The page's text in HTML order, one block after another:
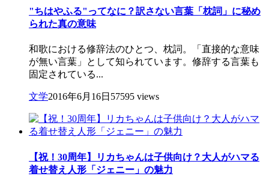
"ちはやふる"ってなに？訳さない言葉「枕詞」に秘め
られた真の意味
和歌における修辞法のひとつ、枕詞。「直接的な意味
が無い言葉」として知られています。修辞する言葉も
固定されている...
文学2016年6月16日 57595 views
【祝！30周年】リカちゃんは子供向け？大人がハマる
着せ替え人形「ジェニー」の魅力